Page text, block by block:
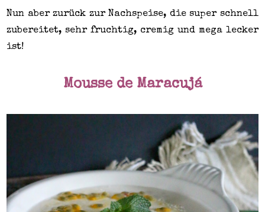
Nun aber zurück zur Nachspeise, die super schnell
zubereitet, sehr fruchtig, cremig und mega lecker
ist!
Mousse de Maracujá